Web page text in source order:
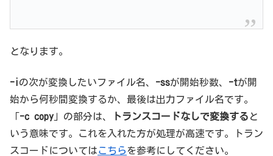
となります。
-iの次が変換したいファイル名、 -ssが開始秒数、 -tが開
始から何秒間変換するか、最後は出力ファイル名です。
「-c copy」の部分は、 トランスコードなしで変換する と
いう意味です。これを入れた方が処理が高速です。トラン
スコードについてはこちらを参考にしてください。